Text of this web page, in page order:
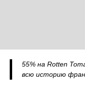
55% на Rotten
всю историю